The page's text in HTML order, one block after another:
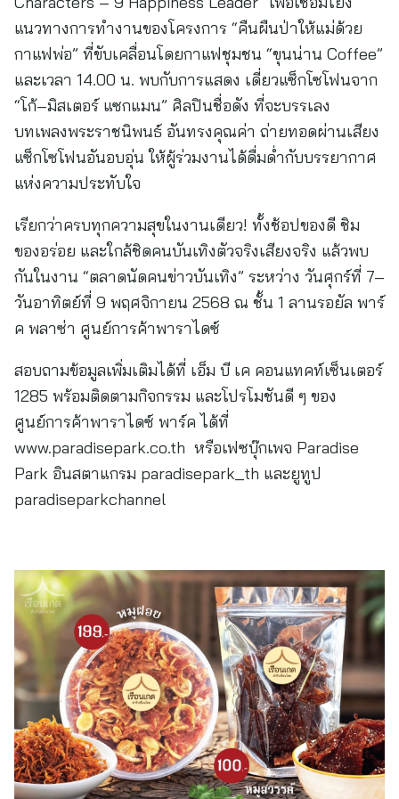
แนวทางการทำงานของโครงการ “คืนผืนป่าให้แม่ด้วย
กาแฟพ่อ” ที่ขับเคลื่อนโดยกาแฟชุมชน “ขุนน่าน Coffee”
และเวลา 14.00 น. พบกับการแสดง เดี่ยวแซ็กโซโฟนจาก
“โก้–มิสเตอร์ แซกแมน” ศิลปินชื่อดัง ที่จะบรรเลง
บทเพลงพระราชนิพนธ์ อันทรงคุณค่า ถ่ายทอดผ่านเสียง
แซ็กโซโฟนอันอบอุ่น ให้ผู้ร่วมงานได้ดื่มด่ำกับบรรยากาศ
แห่งความประทับใจ
เรียกว่าครบทุกความสุขในงานเดียว! ทั้งช้อปของดี ชิม
ของอร่อย และใกล้ชิดคนบันเทิงตัวจริงเสียงจริง แล้วพบ
กันในงาน “ตลาดนัดคนข่าวบันเทิง” ระหว่าง วันศุกร์ที่ 7–
วันอาทิตย์ที่ 9 พฤศจิกายน 2568 ณ ชั้น 1 ลานรอยัล พาร์
ค พลาซ่า ศูนย์การค้าพาราไดซ์
สอบถามข้อมูลเพิ่มเติมได้ที่ เอ็ม บี เค คอนแทคท์เซ็นเตอร์
1285 พร้อมติดตามกิจกรรม และโปรโมชันดี ๆ ของ
ศูนย์การค้าพาราไดซ์ พาร์ค ได้ที่
www.paradisepark.co.th หรือเฟซบุ๊กเพจ Paradise
Park อินสตาแกรม paradisepark_th และยูทูป
paradiseparkchannel